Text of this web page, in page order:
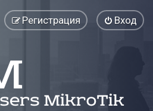
Вход
Регистрация